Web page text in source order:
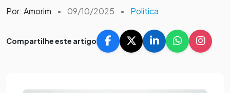
Por: Amorim • 09/10/2025 • Política
Compartilhe este artigo